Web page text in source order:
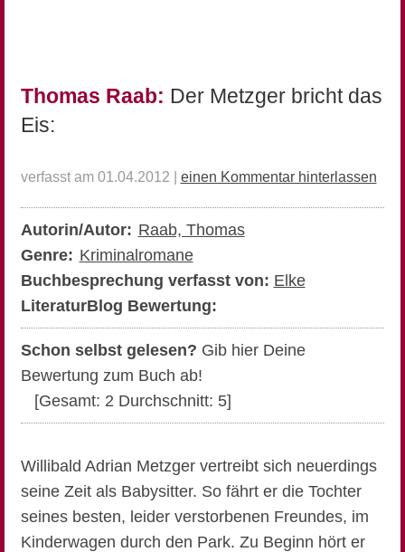
Thomas Raab: Der Metzger bricht das
Eis:
verfasst am 01.04.2012 | einen Kommentar hinterlassen
Autorin/Autor: Raab, Thomas
Genre: Kriminalromane
Buchbesprechung verfasst von: Elke
LiteraturBlog Bewertung:
Schon selbst gelesen? Gib hier Deine
Bewertung zum Buch ab!
[Gesamt: 2 Durchschnitt: 5]
Willibald Adrian Metzger vertreibt sich neuerdings
seine Zeit als Babysitter. So fährt er die Tochter
seines besten, leider verstorbenen Freundes, im
Kinderwagen durch den Park. Zu Beginn hört er